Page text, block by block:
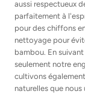
aussi respectueux
parfaitement à
pour des chiffons
nettoyage pour
bambou. En
seulement notre
cultivons
naturelles que